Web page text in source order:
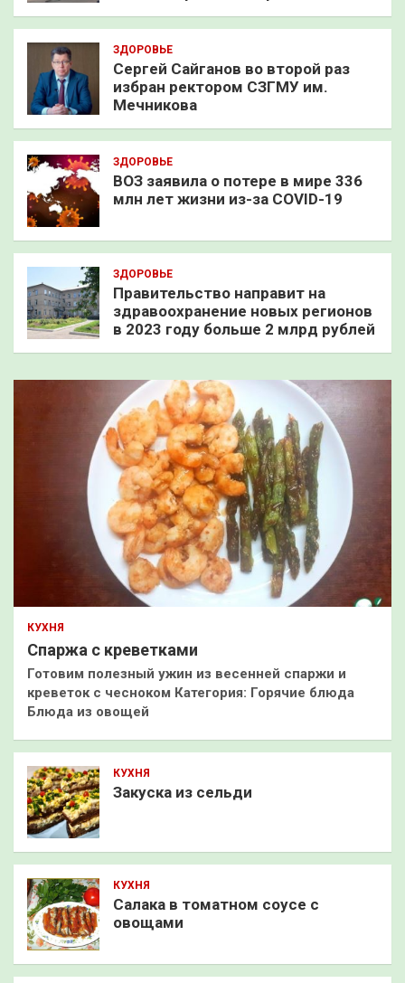
ЗДОРОВЬЕ
Сергей Сайганов во второй раз
избран ректором СЗГМУ им.
Мечникова
ЗДОРОВЬЕ
ВОЗ заявила о потере в мире 336
млн лет жизни из-за COVID-19
ЗДОРОВЬЕ
Правительство направит на
здравоохранение новых регионов
в 2023 году больше 2 млрд рублей
КУХНЯ
Спаржа с креветками
Готовим полезный ужин из весенней спаржи и
креветок с чесноком Категория: Горячие блюда
Блюда из овощей
КУХНЯ
Закуска из сельди
КУХНЯ
Салака в томатном соусе с
овощами